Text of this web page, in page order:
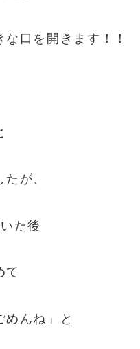
口を開きます！！
が、
た後
て
んね」と